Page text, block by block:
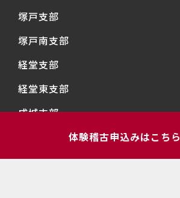
塚戸支部
塚戸南支部
経堂支部
経堂東支部
成城支部
千歳台支部
明正支部
体験稽古申込みはこちら